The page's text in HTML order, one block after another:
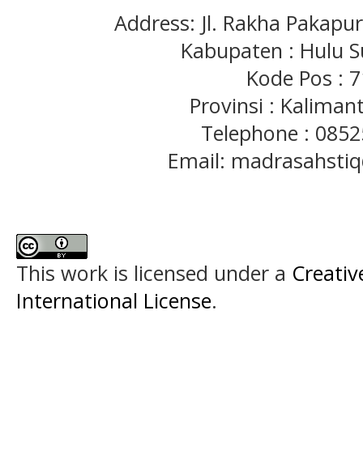
Address: Jl. Rakha
Kabupaten : Hulu
Kode Pos :
Provinsi :
Telephone :
Email:
This work is licensed under a
International License.